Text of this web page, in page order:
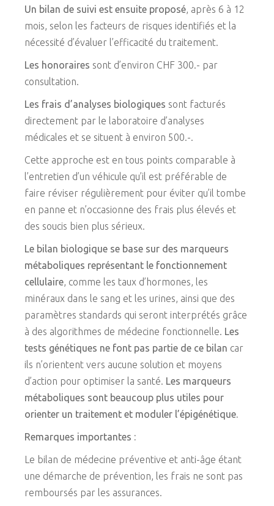
Un bilan de suivi est ensuite proposé, après 6 à 12
mois, selon les facteurs de risques identifiés et la
nécessité d’évaluer l’efficacité du traitement.
Les honoraires sont d’environ CHF 300.- par
consultation.
Les frais d’analyses biologiques sont facturés
directement par le laboratoire d’analyses
médicales et se situent à environ 500.-.
Cette approche est en tous points comparable à
l’entretien d’un véhicule qu’il est préférable de
faire réviser régulièrement pour éviter qu’il tombe
en panne et n’occasionne des frais plus élevés et
des soucis bien plus sérieux.
Le bilan biologique se base sur des marqueurs
métaboliques représentant le fonctionnement
cellulaire, comme les taux d’hormones, les
minéraux dans le sang et les urines, ainsi que des
paramètres standards qui seront interprétés grâce
à des algorithmes de médecine fonctionnelle. Les
tests génétiques ne font pas partie de ce bilan car
ils n’orientent vers aucune solution et moyens
d’action pour optimiser la santé. Les marqueurs
métaboliques sont beaucoup plus utiles pour
orienter un traitement et moduler l’épigénétique.
Remarques importantes :
Le bilan de médecine préventive et anti-âge étant
une démarche de prévention, les frais ne sont pas
remboursés par les assurances.